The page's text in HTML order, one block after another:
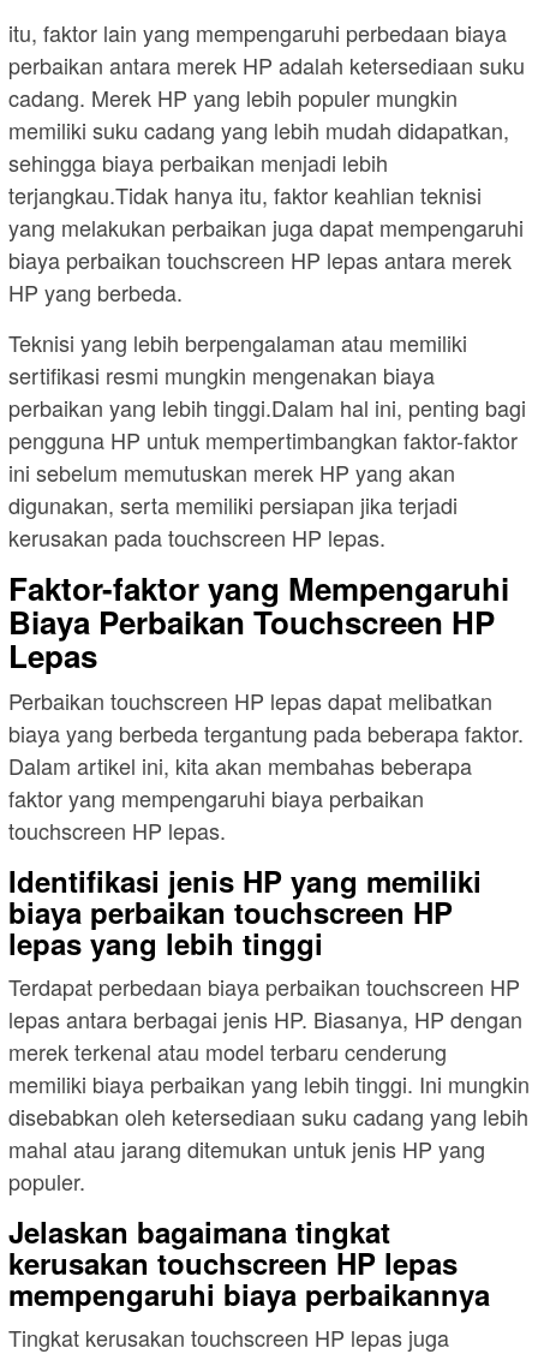
itu, faktor lain yang mempengaruhi perbedaan biaya
perbaikan antara merek HP adalah ketersediaan suku
cadang. Merek HP yang lebih populer mungkin
memiliki suku cadang yang lebih mudah didapatkan,
sehingga biaya perbaikan menjadi lebih
terjangkau.Tidak hanya itu, faktor keahlian teknisi
yang melakukan perbaikan juga dapat mempengaruhi
biaya perbaikan touchscreen HP lepas antara merek
HP yang berbeda.
Teknisi yang lebih berpengalaman atau memiliki
sertifikasi resmi mungkin mengenakan biaya
perbaikan yang lebih tinggi.Dalam hal ini, penting bagi
pengguna HP untuk mempertimbangkan faktor-faktor
ini sebelum memutuskan merek HP yang akan
digunakan, serta memiliki persiapan jika terjadi
kerusakan pada touchscreen HP lepas.
Faktor-faktor yang Mempengaruhi
Biaya Perbaikan Touchscreen HP
Lepas
Perbaikan touchscreen HP lepas dapat melibatkan
biaya yang berbeda tergantung pada beberapa faktor.
Dalam artikel ini, kita akan membahas beberapa
faktor yang mempengaruhi biaya perbaikan
touchscreen HP lepas.
Identifikasi jenis HP yang memiliki
biaya perbaikan touchscreen HP
lepas yang lebih tinggi
Terdapat perbedaan biaya perbaikan touchscreen HP
lepas antara berbagai jenis HP. Biasanya, HP dengan
merek terkenal atau model terbaru cenderung
memiliki biaya perbaikan yang lebih tinggi. Ini mungkin
disebabkan oleh ketersediaan suku cadang yang lebih
mahal atau jarang ditemukan untuk jenis HP yang
populer.
Jelaskan bagaimana tingkat
kerusakan touchscreen HP lepas
mempengaruhi biaya perbaikannya
Tingkat kerusakan touchscreen HP lepas juga